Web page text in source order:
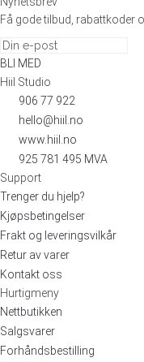
Få gode tilbud, rabattkoder
BLI MED
Hiil Studio
906 77 922
hello@hiil.no
www.hiil.no
925 781 495 MVA
Support
Trenger du hjelp?
Kjøpsbetingelser
Frakt og leveringsvilkår
Retur av varer
Kontakt oss
Hurtigmeny
Nettbutikken
Salgsvarer
Forhåndsbestilling